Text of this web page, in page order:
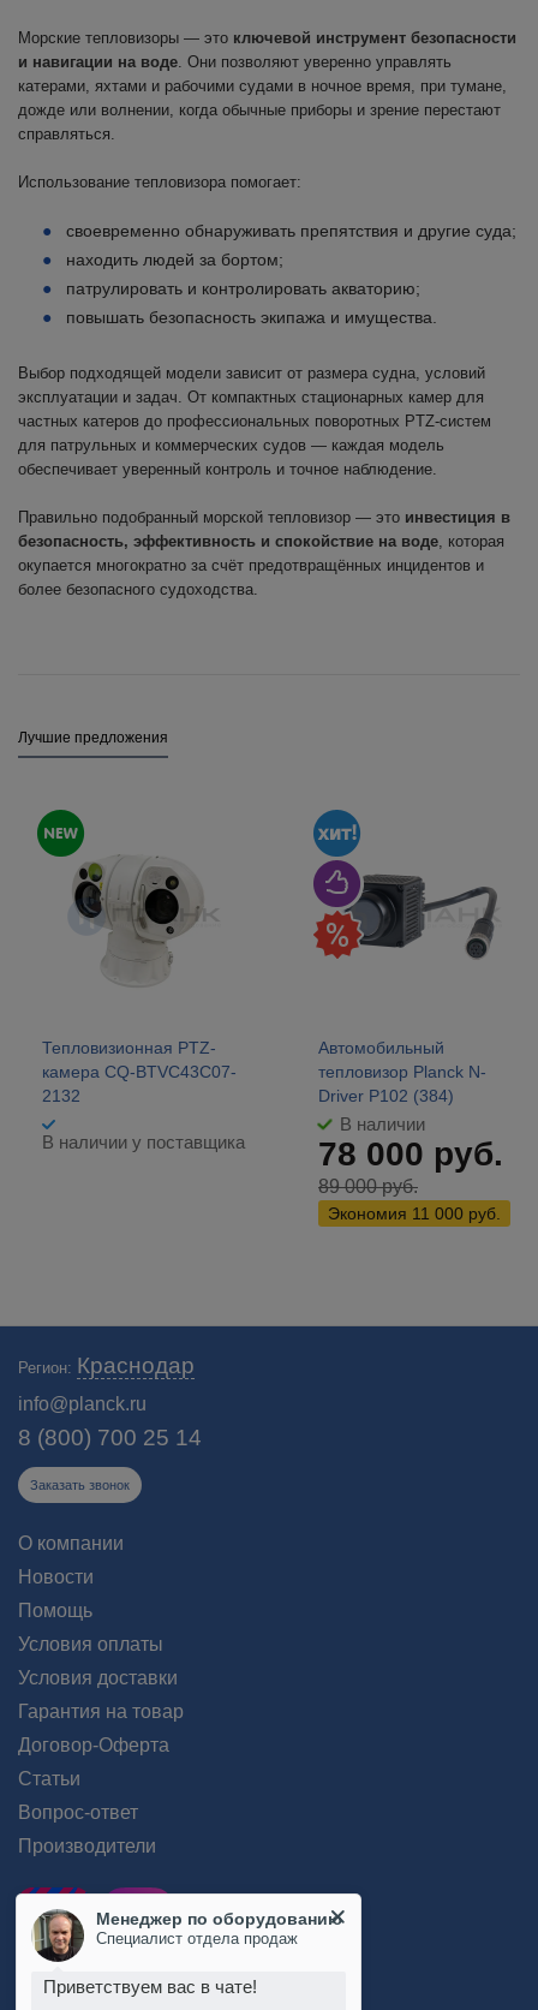
Морские тепловизоры — это ключевой инструмент безопасности
и навигации на воде. Они позволяют уверенно управлять
катерами, яхтами и рабочими судами в ночное время, при тумане,
дожде или волнении, когда обычные приборы и зрение перестают
справляться.
Использование тепловизора помогает:
своевременно обнаруживать препятствия и другие суда;
находить людей за бортом;
патрулировать и контролировать акваторию;
повышать безопасность экипажа и имущества.
Выбор подходящей модели зависит от размера судна, условий
эксплуатации и задач. От компактных стационарных камер для
частных катеров до профессиональных поворотных PTZ-систем
для патрульных и коммерческих судов — каждая модель
обеспечивает уверенный контроль и точное наблюдение.
Правильно подобранный морской тепловизор — это инвестиция в
безопасность, эффективность и спокойствие на воде, которая
окупается многократно за счёт предотвращённых инцидентов и
более безопасного судоходства.
Лучшие предложения
Тепловизионная PTZ-
камера CQ-BTVC43C07-
2132
В наличии у поставщика
Автомобильный
тепловизор Planck N-
Driver P102 (384)
В наличии
78 000 руб.
89 000руб.
Экономия 11 000 руб.
ИК-камеры. Продажа тепловизоров в кредит. 🚗 Бесплатная доставка в
Краснодаре!
Регион: Краснодар
info@planck.ru
8 (800) 700 25 14
Заказать звонок
О компании
Новости
Помощь
Условия оплаты
Условия доставки
Гарантия на товар
Договор-Оферта
Статьи
Вопрос-ответ
Производители
Менеджер по оборудованию
Специалист отдела продаж
Приветствуем вас в чате!